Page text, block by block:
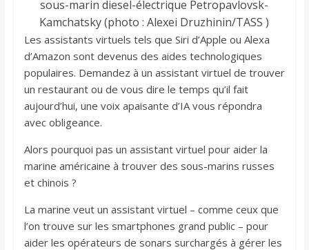
sous-marin diesel-électrique Petropavlovsk-
Kamchatsky (photo : Alexei Druzhinin/TASS )
Les assistants virtuels tels que Siri d’Apple ou Alexa
d’Amazon sont devenus des aides technologiques
populaires. Demandez à un assistant virtuel de trouver
un restaurant ou de vous dire le temps qu’il fait
aujourd’hui, une voix apaisante d’IA vous répondra
avec obligeance.
Alors pourquoi pas un assistant virtuel pour aider la
marine américaine à trouver des sous-marins russes
et chinois ?
La marine veut un assistant virtuel – comme ceux que
l’on trouve sur les smartphones grand public – pour
aider les opérateurs de sonars surchargés à gérer les